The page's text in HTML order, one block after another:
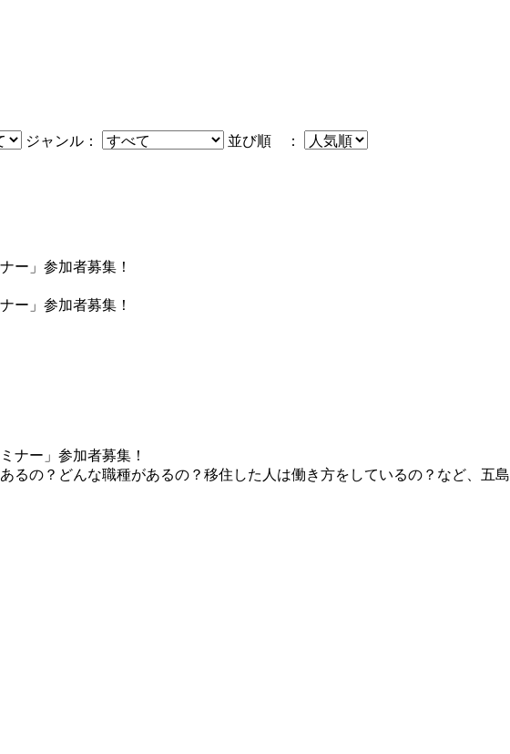
ジャンル：
並び順 ：
ー」参加者募集！
ー」参加者募集！
るの？どんな職種があるの？移住した人は働き方をしているの？など、五